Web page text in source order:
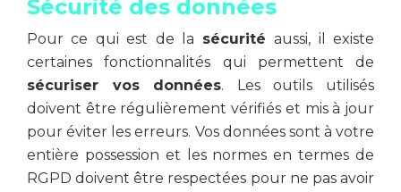
Sécurité des données
Pour ce qui est de la sécuritéaussi, il existe
certaines fonctionnalités qui permettent de
sécuriser vos données. Les outils utilisés
doivent être régulièrement vérifiés et mis à jour
pour éviter les erreurs. Vos données sont à votre
entière possession et les normes en termes de
RGPD doivent être respectées pour ne pas avoir